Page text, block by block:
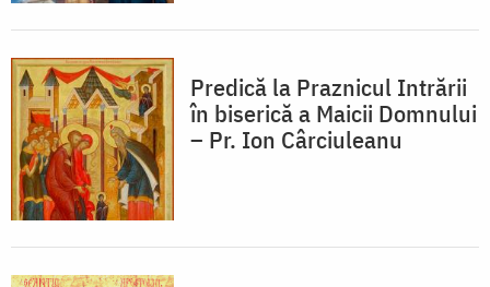
Predică la Praznicul Intrării
în biserică a Maicii Domnului
– Pr. Ion Cârciuleanu